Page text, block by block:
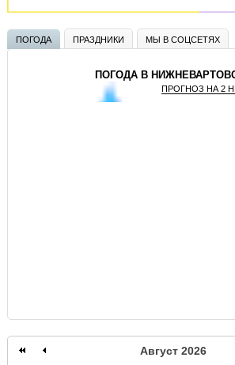
ПОГОДА ПРАЗДНИКИ МЫ В СОЦСЕТЯХ
ПОГОДА В
ПРОГНОЗ НА 2
Август 2026